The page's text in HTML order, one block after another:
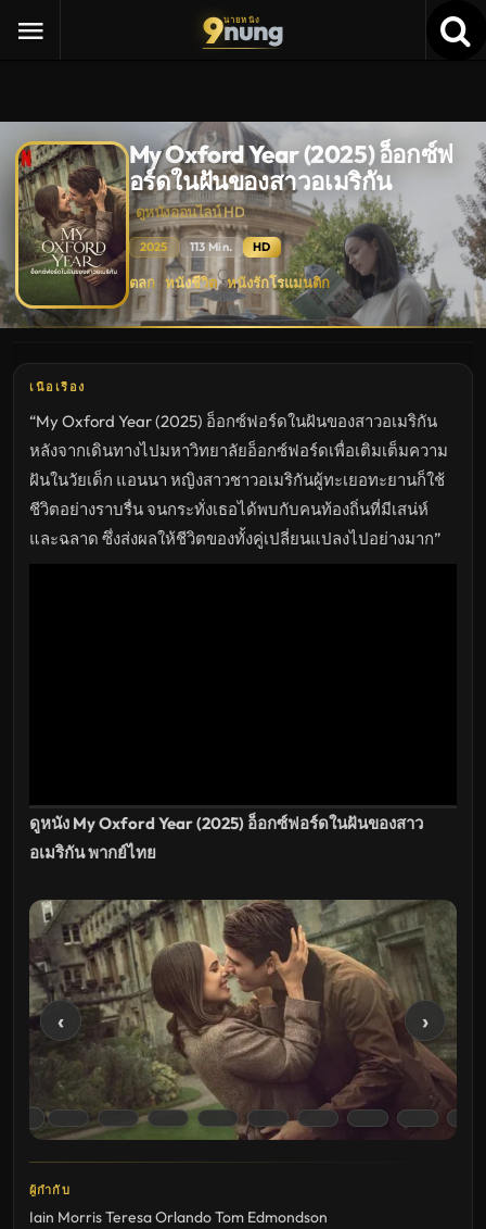
9นายหนัง
nung
My Oxford Year (2025) อ็อกซ์ฟ
อร์ดในฝันของสาวอเมริกัน
ดูหนังออนไลน์ HD
2025 113 Min. HD
My
Oxford
Year
(2025)
อร์ด
ของ
สาว
อเมริกัน
ดู
หนัง
ใหม่
พากย์
ไทย
ซับ
ตลก · หนังชีวิต · หนังรักโรแมนติก
เนื้อเรื่อง
“My Oxford Year (2025) อ็อกซ์ฟอร์ดในฝันของสาวอเมริกัน
หลังจากเดินทางไปมหาวิทยาลัยอ็อกซ์ฟอร์ดเพื่อเติมเต็มความ
ฝันในวัยเด็ก แอนนา หญิงสาวชาวอเมริกันผู้ทะเยอทะยานก็ใช้
ชีวิตอย่างราบรื่น จนกระทั่งเธอได้พบกับคนท้องถิ่นที่มีเสน่ห์
และฉลาด ซึ่งส่งผลให้ชีวิตของทั้งคู่เปลี่ยนแปลงไปอย่างมาก”
ดูหนัง My Oxford Year (2025) อ็อกซ์ฟอร์ดในฝันของสาว
อเมริกัน พากย์ไทย
‹ ›
ผู้กำกับ
Iain MorrisTeresa OrlandoTom Edmondson